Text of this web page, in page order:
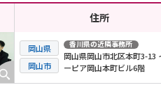
住所
岡山県
岡山市
香川県の近隣事務所
岡山県岡山市北区本町3-13
ーピア岡山本町ビル6階